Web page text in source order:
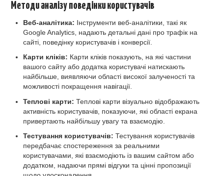
Методи аналізу поведінки користувачів
Веб-аналітика: Інструменти веб-аналітики, такі як
Google Analytics, надають детальні дані про трафік на
сайті, поведінку користувачів і конверсії.
Карти кліків: Карти кліків показують, на які частини
вашого сайту або додатка користувачі натискають
найбільше, виявляючи області високої залученості та
можливості покращення навігації.
Теплові карти: Теплові карти візуально відображають
активність користувачів, показуючи, які області екрана
привертають найбільшу увагу та взаємодію.
Тестування користувачів: Тестування користувачів
передбачає спостереження за реальними
користувачами, які взаємодіють із вашим сайтом або
додатком, надаючи прямі відгуки та цінні пропозиції